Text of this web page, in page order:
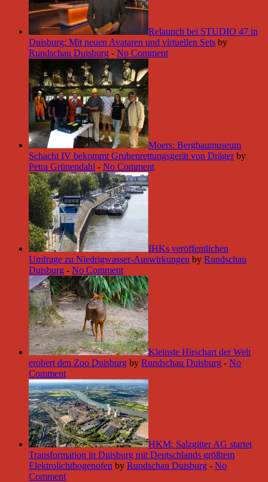
Relaunch bei STUDIO 47 in
Duisburg: Mit neuen Avataren und virtuellen Sets by
Rundschau Duisburg - No Comment
Moers: Bergbaumuseum
Schacht IV bekommt Grubenrettungsgerät von Dräger by
Petra Grünendahl - No Comment
IHKs veröffentlichen
Umfrage zu Niedrigwasser-Auswirkungen by Rundschau
Duisburg - No Comment
Kleinste Hirschart der Welt
erobert den Zoo Duisburg by Rundschau Duisburg - No
Comment
HKM: Salzgitter AG startet
Transformation in Duisburg mit Deutschlands größtem
Elektrolichtbogenofen by Rundschau Duisburg - No
Comment